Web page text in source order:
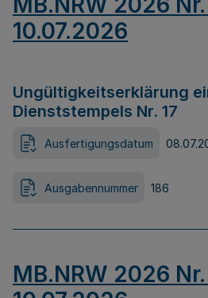
10.07.2026
Ungültigkeitserklärung
Dienststempels Nr. 17
Ausfertigungsdatum
Ausgabennummer 186
MB.NRW 2026